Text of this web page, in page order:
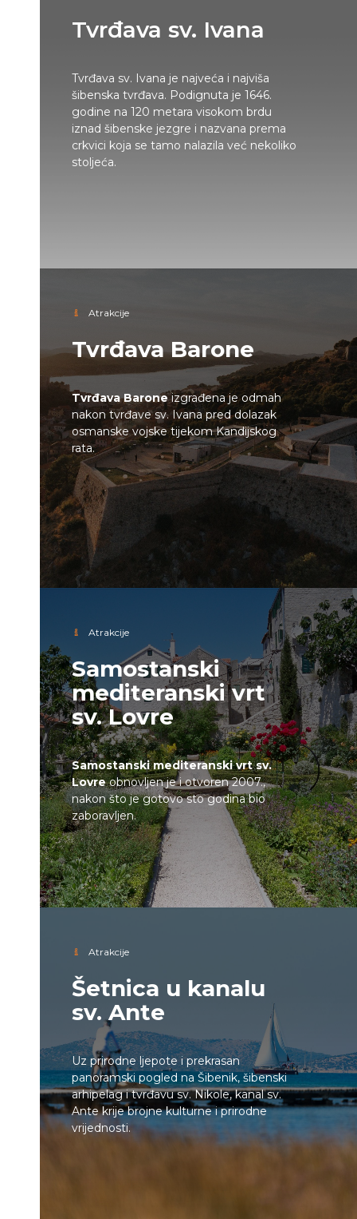
Tvrđava sv. Ivana
Tvrđava sv. Ivana je najveća i najviša
šibenska tvrđava. Podignuta je 1646.
godine na 120 metara visokom brdu
iznad šibenske jezgre i nazvana prema
crkvici koja se tamo nalazila već nekoliko
stoljeća.
Atrakcije
Tvrđava Barone
Tvrđava Baroneizgrađena je odmah
nakon tvrđave sv. Ivana pred dolazak
osmanske vojske tijekom Kandijskog
rata.
Atrakcije
Samostanski
mediteranski vrt
sv. Lovre
Samostanski mediteranski vrt sv.
Lovreobnovljen je i otvoren 2007.,
nakon što je gotovo sto godina bio
zaboravljen.
Atrakcije
Šetnica u kanalu
sv. Ante
Uz prirodne ljepote i prekrasan
panoramski pogled na Šibenik, šibenski
arhipelag i tvrđavu sv. Nikole, kanal sv.
Ante krije brojne kulturne i prirodne
vrijednosti.